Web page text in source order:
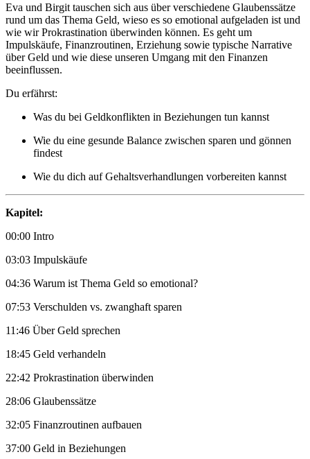
Eva und Birgit tauschen sich aus über verschiedene Glaubenssätze
rund um das Thema Geld, wieso es so emotional aufgeladen ist und
wie wir Prokrastination überwinden können. Es geht um
Impulskäufe, Finanzroutinen, Erziehung sowie typische Narrative
über Geld und wie diese unseren Umgang mit den Finanzen
beeinflussen.
Du erfährst:
Was du bei Geldkonflikten in Beziehungen tun kannst
Wie du eine gesunde Balance zwischen sparen und gönnen
findest
Wie du dich auf Gehaltsverhandlungen vorbereiten kannst
Kapitel:
00:00 Intro
03:03 Impulskäufe
04:36 Warum ist Thema Geld so emotional?
07:53 Verschulden vs. zwanghaft sparen
11:46 Über Geld sprechen
18:45 Geld verhandeln
22:42 Prokrastination überwinden
28:06 Glaubenssätze
32:05 Finanzroutinen aufbauen
37:00 Geld in Beziehungen